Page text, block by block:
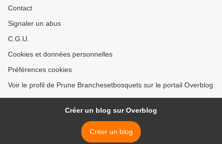
Contact
Signaler un abus
C.G.U.
Cookies et données personnelles
Préférences cookies
Voir le profil de Prune Branchesetbosquets sur le portail Overblog
Créer un blog sur Overblog
Créer un blog